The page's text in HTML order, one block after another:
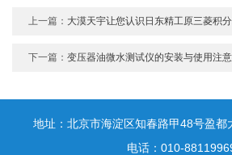
上一篇： 大漠天宇让您认识日东精工原三菱积
下一篇：变压器油微水测试仪的安装与使用注
地址：北京市海淀区知春路甲48号盈都
电话：010-